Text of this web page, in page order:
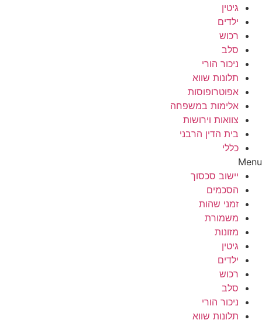
גיטין
ילדים
רכוש
סלב
ניכור הורי
תלונות שווא
אפוטרופוסות
אלימות במשפחה
צוואות וירושות
בית הדין הרבני
כללי
Menu
יישוב סכסוך
הסכמים
זמני שהות
משמורת
מזונות
גיטין
ילדים
רכוש
סלב
ניכור הורי
תלונות שווא